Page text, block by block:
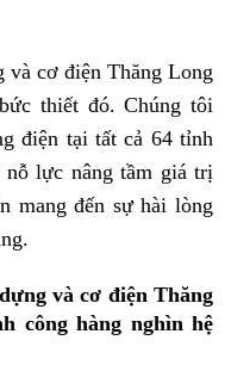
cơ điện Thăng Long
thiết đó. Chúng tôi
điện tại tất cả 64 tỉnh
lực nâng tầm giá trị
mang đến sự hài lòng
và cơ điện Thăng
công hàng nghìn hệ